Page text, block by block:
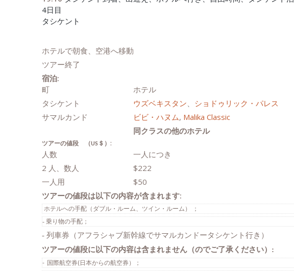
4日目
タシケント
ホテルで朝食、空港へ移動
ツアー終了
宿泊:
町
ホテル
タシケント
ウズベキスタン
ショドゥリック・パレス
サマルカンド
ビビ・ハヌム, Malika Classic
同クラスの他のホテル
ツアーの値段 （US ＄） :
人数
一人につき
2 人、数人
$222
一人用
$50
ツアーの値段は以下の内容が含まれます:
ホテルへの手配（ダブル・ルーム、ツイン・ルーム）
；
- 乗り物の手配；
- 列車券（アフラシャブ新幹線でサマルカンドータシケント行き）
ツアーの値段に以下の内容は含まれません（のでご了承ください） :
- 国際航空券(日本からの航空券）；